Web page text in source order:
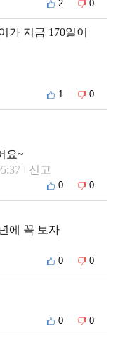
2 0
가 지금 170일이
1 0
요~
신고
0 0
에 꼭 보자
0 0
0 0